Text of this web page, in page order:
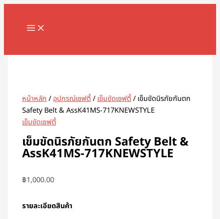
Skip
content
MAIN
หน้าหลัก/อุปกรณ์เซฟตี้/เข็มขัดเซฟตี้/ เข็มขัดนิรภัยกันตก
Safety Belt & AssK41MS-717KNEWSTYLE
เข็มขัดเซฟตี้
เข็มขัดนิรภัยกันตก Safety Belt &
AssK41MS-717KNEWSTYLE
฿1,000.00
รายละเอียดสินค้า